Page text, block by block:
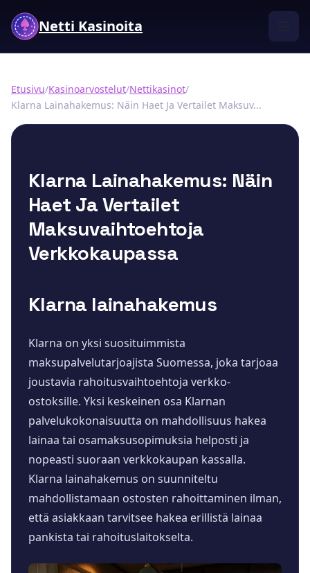
Netti Kasinoita
Etusivu/Kasinoarvostelut/Nettikasinot/
Klarna Lainahakemus: Näin Haet Ja Vertailet Maksuv...
Klarna Lainahakemus: Näin
Haet Ja Vertailet
Maksuvaihtoehtoja
Verkkokaupassa
Klarna lainahakemus
Klarna on yksi suosituimmista
maksupalvelutarjoajista Suomessa, joka tarjoaa
joustavia rahoitusvaihtoehtoja verkko-
ostoksille. Yksi keskeinen osa Klarnan
palvelukokonaisuutta on mahdollisuus hakea
lainaa tai osamaksusopimuksia helposti ja
nopeasti suoraan verkkokaupan kassalla.
Klarna lainahakemus on suunniteltu
mahdollistamaan ostosten rahoittaminen ilman,
että asiakkaan tarvitsee hakea erillistä lainaa
pankista tai rahoituslaitokselta.